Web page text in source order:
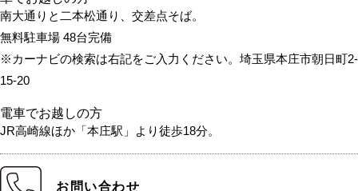
南大通りと二本松通り、交差点そば。
無料駐車場 48台完備
※カーナビの検索は右記をご入力ください。埼玉県本庄市朝日町2-
15-20
電車でお越しの方
JR高崎線ほか「本庄駅」より徒歩18分。
お問い合わせ